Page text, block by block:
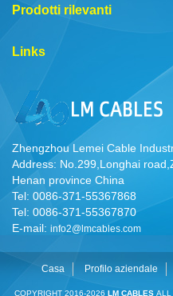
Prodotti rilevanti
Links
Zhengzhou Lemei Cable
Address: No.299,Longhai
Henan province China
Tel: 0086-371-55367868
Tel: 0086-371-55367870
E-mail: info2@lmcables.com
Casa Profilo aziendale
COPYRIGHT 2016-2026 LM CABLES ALL